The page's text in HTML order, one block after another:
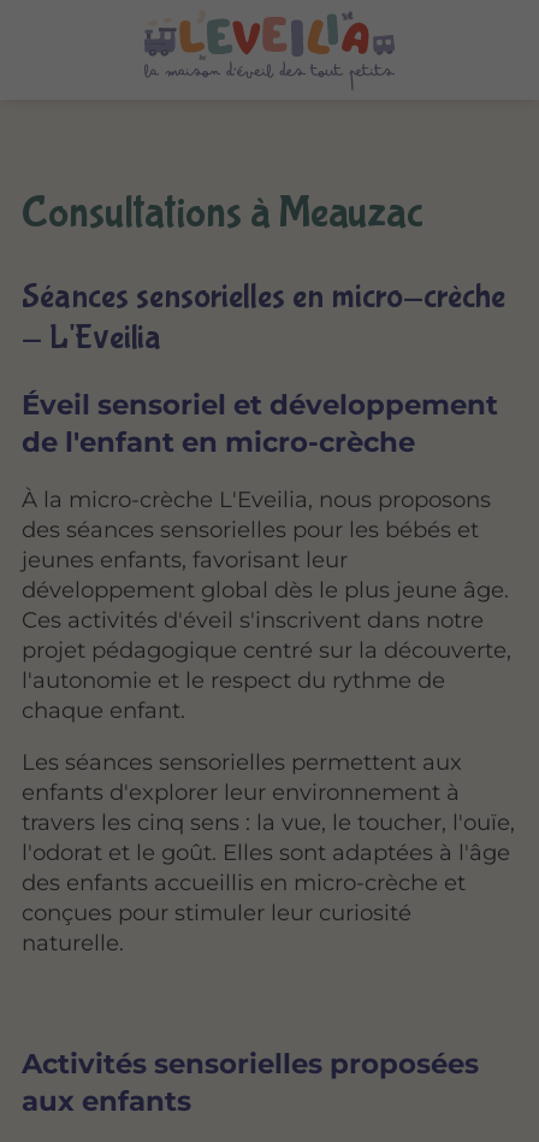
Consultations à Meauzac
Séances sensorielles en micro-crèche
- L'Eveilia
Éveil sensoriel et développement
de l'enfant en micro-crèche
À la micro-crèche L'Eveilia, nous proposons
des séances sensorielles pour les bébés et
jeunes enfants, favorisant leur
développement global dès le plus jeune âge.
Ces activités d'éveil s'inscrivent dans notre
projet pédagogique centré sur la découverte,
l'autonomie et le respect du rythme de
chaque enfant.
Les séances sensorielles permettent aux
enfants d'explorer leur environnement à
travers les cinq sens : la vue, le toucher, l'ouïe,
l'odorat et le goût. Elles sont adaptées à l'âge
des enfants accueillis en micro-crèche et
conçues pour stimuler leur curiosité
naturelle.
Activités sensorielles proposées
aux enfants